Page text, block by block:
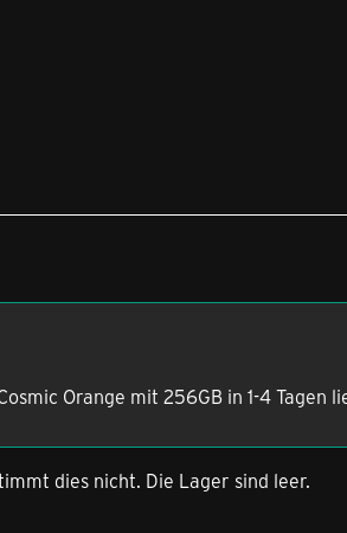
Orange mit 256GB in 1-4 Tagen
dies nicht. Die Lager sind leer.